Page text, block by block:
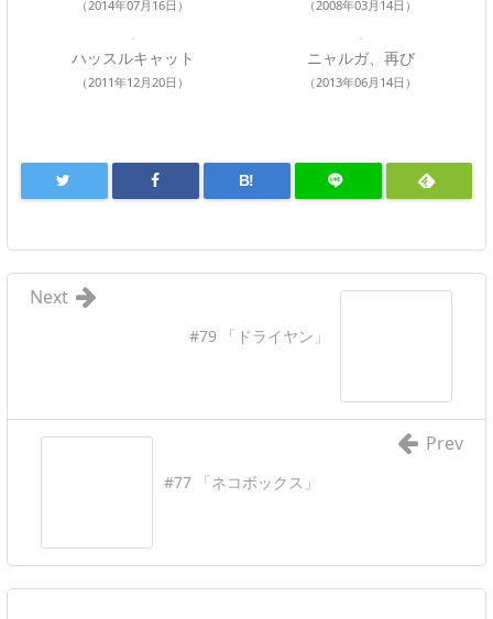
（2014年07月16日） （2008年03月14日）
ハッスルキャット
（2011年12月20日）
ニャルガ、再び
（2013年06月14日）
B!
#79 「ドライヤン」
Next
#77 「ネコボックス」
Prev